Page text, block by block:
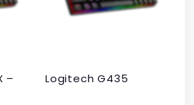
– Logitech G435
kr. 599,00.
kr. 399,00.